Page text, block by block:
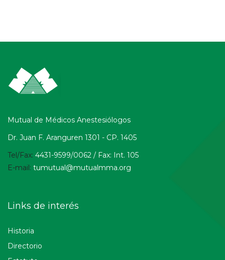
Mutual de Médicos Anestesiólogos
Dr. Juan F. Aranguren 1301 - CP. 1405
Tel/Fax: 4431-9599/0062 / Fax: Int. 105
E-mail: tumutual@mutualmma.org
Links de interés
Historia
Directorio